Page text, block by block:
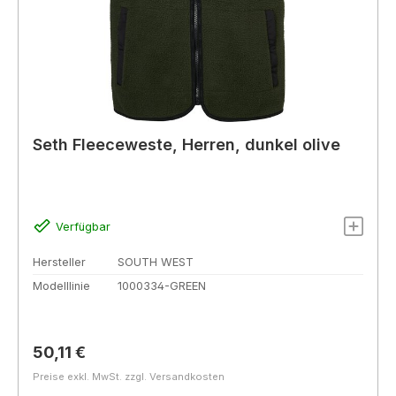
Seth Fleeceweste, Herren, dunkel olive
Verfügbar
Hersteller
SOUTH WEST
Modelllinie
1000334-GREEN
Regulärer Preis:
50,11 €
Preise exkl. MwSt. zzgl. Versandkosten